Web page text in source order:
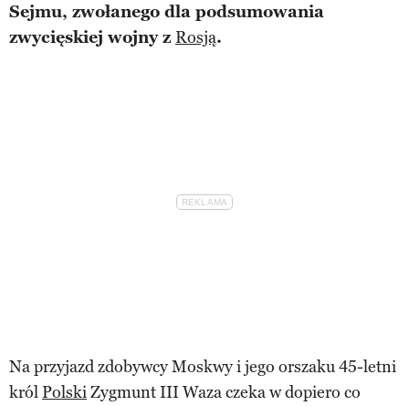
Sejmu, zwołanego dla podsumowania
zwycięskiej wojny z Rosją.
Na przyjazd zdobywcy Moskwy i jego orszaku 45-letni
królPolskiZygmunt III Waza czeka w dopiero co